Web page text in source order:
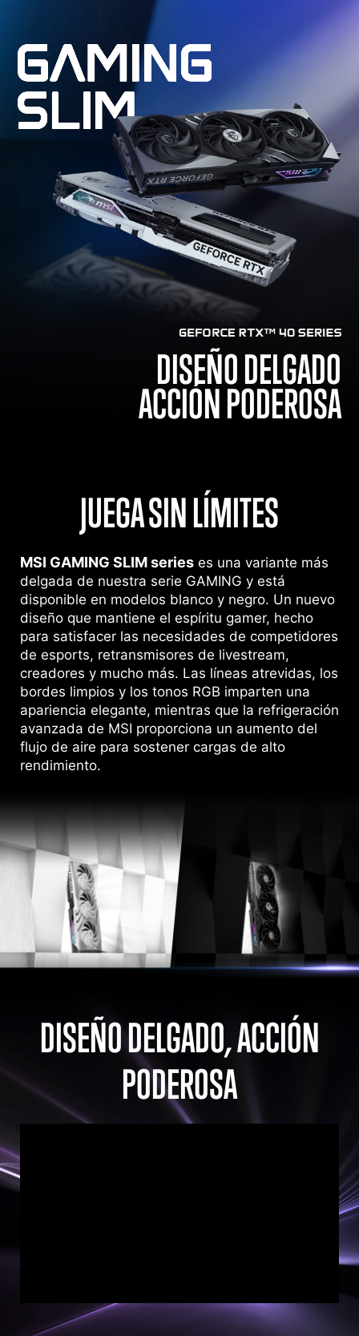
DISEÑO DELGADO
ACCIÓN PODEROSA
JUEGA SIN LÍMITES
MSI GAMING SLIM series es una variante más
delgada de nuestra serie GAMING y está
disponible en modelos blanco y negro. Un nuevo
diseño que mantiene el espíritu gamer, hecho
para satisfacer las necesidades de competidores
de esports, retransmisores de livestream,
creadores y mucho más. Las líneas atrevidas, los
bordes limpios y los tonos RGB imparten una
apariencia elegante, mientras que la refrigeración
avanzada de MSI proporciona un aumento del
flujo de aire para sostener cargas de alto
rendimiento.
DISEÑO DELGADO, ACCIÓN
PODEROSA